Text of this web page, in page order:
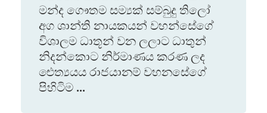
මන්ද ගෞතම සම්‍යක් සම්බුදු තිලෝ
අග ශාන්ති නායකයන් වහන්සේගේ
විශාලම ධාතූන් වන ලලාට ධාතුන්
නිදන්කොට නිර්මාණය කරණ ලද
‍‍ඓත්‍යයය රාජයානම් වහනසේගේ
පිහිටිම ...